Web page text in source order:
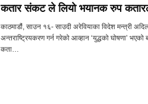
कतार संकट ले लियो भयानक रुप कतारले
काठमाडौं, साउन १६- साउदी अरेवियाका विदेश मन्त्री
अन्तराष्ट्रियकरण गर्न गरेको आव्हान ‘युद्धको घोषणा’
कता…